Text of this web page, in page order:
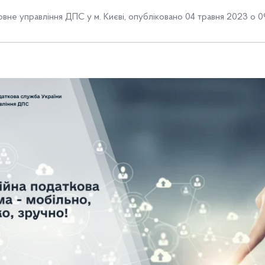
управління ДПС у м. Києві, опубліковано 04 травня 2023 о